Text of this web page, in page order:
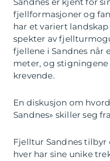
fjellformasjoner og
har et variert
spekter av
fjellene i Sandnes når
meter, og
krevende.
En diskusjon om
Sandnes» skiller seg
Fjelltur Sandnes tilbyr
hver har sine unike